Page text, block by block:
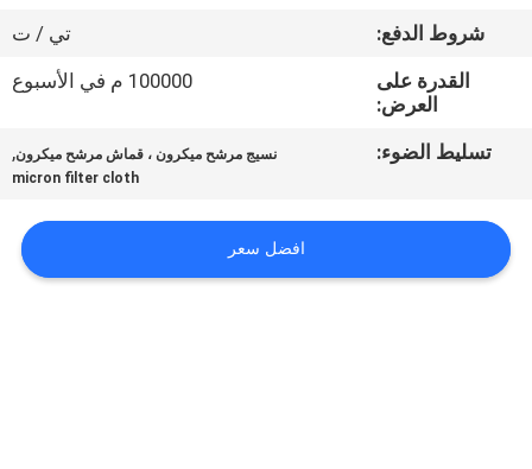
اتصل
اطلب
خريطة
شروط الدفع:
تي / ت
القدرة على
العرض:
100000 م في الأسبوع
تسليط الضوء: نسيج مرشح ميكرون ، قماش مرشح ميكرون,
micron filter cloth
افضل سعر